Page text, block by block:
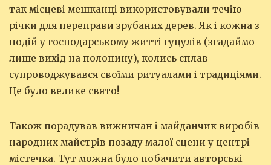
так місцеві мешканці використовували течію
річки для переправи зрубаних дерев. Як і кожна з
подій у господарському житті гуцулів (згадаймо
лише вихід на полонину), колись сплав
супроводжувався своїми ритуалами і традиціями.
Це було велике свято!
Також порадував вижничан і майданчик виробів
народних майстрів позаду малої сцени у центрі
містечка. Тут можна було побачити авторські